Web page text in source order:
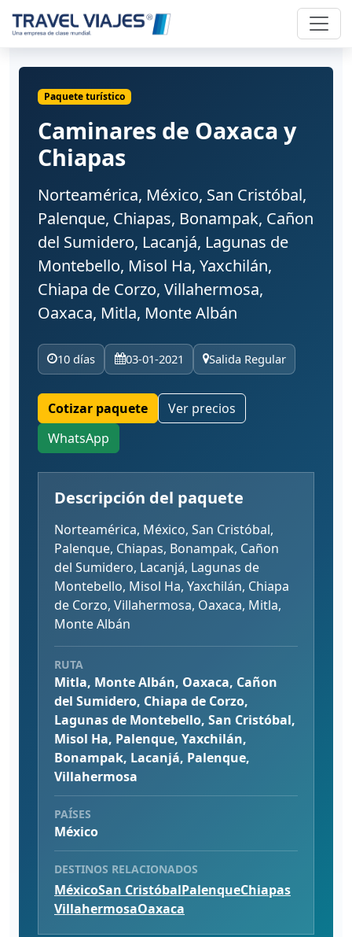
Paquete turístico
Caminares de Oaxaca y
Chiapas
Norteamérica, México, San Cristóbal,
Palenque, Chiapas, Bonampak, Cañon
del Sumidero, Lacanjá, Lagunas de
Montebello, Misol Ha, Yaxchilán,
Chiapa de Corzo, Villahermosa,
Oaxaca, Mitla, Monte Albán
10 días 03-01-2021 Salida Regular
Cotizar paquete
Ver precios
WhatsApp
Descripción del paquete
Norteamérica, México, San Cristóbal,
Palenque, Chiapas, Bonampak, Cañon
del Sumidero, Lacanjá, Lagunas de
Montebello, Misol Ha, Yaxchilán, Chiapa
de Corzo, Villahermosa, Oaxaca, Mitla,
Monte Albán
RUTA
Mitla, Monte Albán, Oaxaca, Cañon
del Sumidero, Chiapa de Corzo,
Lagunas de Montebello, San Cristóbal,
Misol Ha, Palenque, Yaxchilán,
Bonampak, Lacanjá, Palenque,
Villahermosa
PAÍSES
México
DESTINOS RELACIONADOS
MéxicoSan CristóbalPalenqueChiapas
VillahermosaOaxaca